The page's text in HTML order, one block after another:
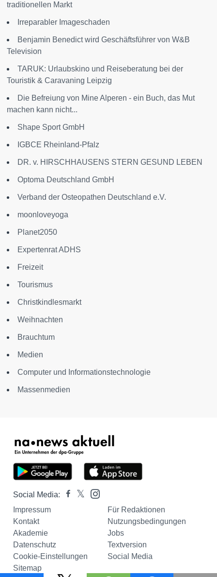
traditionellen Markt
Irreparabler Imageschaden
Benjamin Benedict wird Geschäftsführer von W&B
Television
TARUK: Urlaubskino und Reiseberatung bei der
Touristik & Caravaning Leipzig
Die Befreiung von Mine Alperen - ein Buch, das Mut
machen kann nicht...
Shape Sport GmbH
IGBCE Rheinland-Pfalz
DR. v. HIRSCHHAUSENS STERN GESUND LEBEN
Optoma Deutschland GmbH
Verband der Osteopathen Deutschland e.V.
moonloveyoga
Planet2050
Expertenrat ADHS
Freizeit
Tourismus
Christkindlesmarkt
Weihnachten
Brauchtum
Medien
Computer und Informationstechnologie
Massenmedien
Social Media:
Impressum
Für Redaktionen
Kontakt
Nutzungsbedingungen
Akademie
Jobs
Datenschutz
Textversion
Cookie-Einstellungen
Social Media
Sitemap